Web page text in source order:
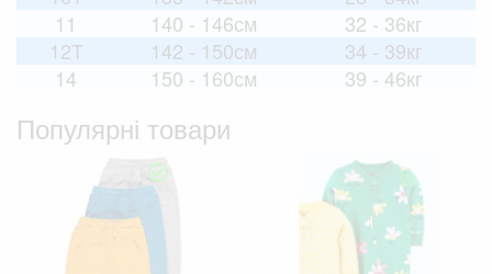
11
140 - 146см
32 - 36кг
12T
142 - 150см
34 - 39кг
14
150 - 160см 39 - 46кг
Популярні товари